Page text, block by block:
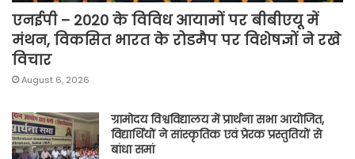
एनईपी – 2020 के विविध आयामों पर बीबीएयू में
मंथन, विकसित भारत के रोडमैप पर विशेषज्ञों ने रखे
विचार
August 6, 2026
ग्रामोदय विश्वविद्यालय में प्रार्थना सभा आयोजित,
विद्यार्थियों ने सांस्कृतिक एवं प्रेरक प्रस्तुतियों से
बांधा समां